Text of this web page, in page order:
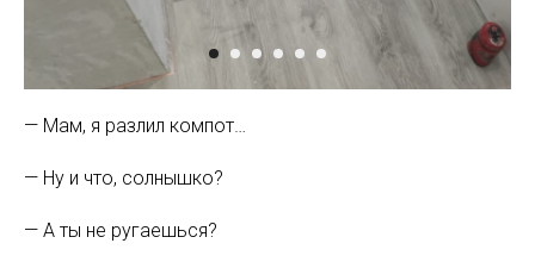
— Мам, я разлил компот…
— Ну и что, солнышко?
— А ты не ругаешься?